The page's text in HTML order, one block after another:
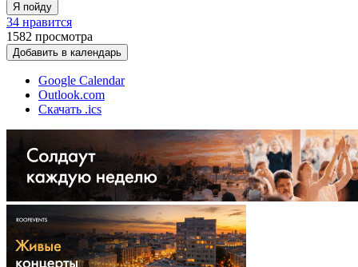
Я пойду
34 нравится
1582 просмотра
Добавить в календарь
Google Calendar
Outlook.com
Скачать .ics